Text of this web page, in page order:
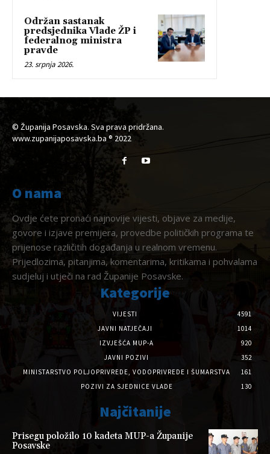
Održan sastanak
predsjednika Vlade ŽP i
federalnog ministra
pravde
23. srpnja 2026.
© Županija Posavska. Sva prava pridržana.
www.zupanijaposavska.ba ® 2022
O nama
Ovdje ćete pronaći najnovije vijesti, objave za medije,
govore i izjave premijera, provedbe političkih programa te
prijenose različitih događanja u realnom vremenu.
Prijedlozima, pitanjima, komentarima, kritikama i pohvalama
sudjeluj i utječi na rad Županije Posavske.
Kategorije
VIJESTI
4591
JAVNI NATJEČAJI
1014
IZVJEŠĆA MUP-A
920
JAVNI POZIVI
352
MINISTARSTVO POLJOPRIVREDE, VODOPRIVREDE I ŠUMARSTVA
161
POZIVI ZA SJEDNICE VLADE
130
Najčitanije
Prisegu položilo 10 kadeta MUP-a Županije
Posavske